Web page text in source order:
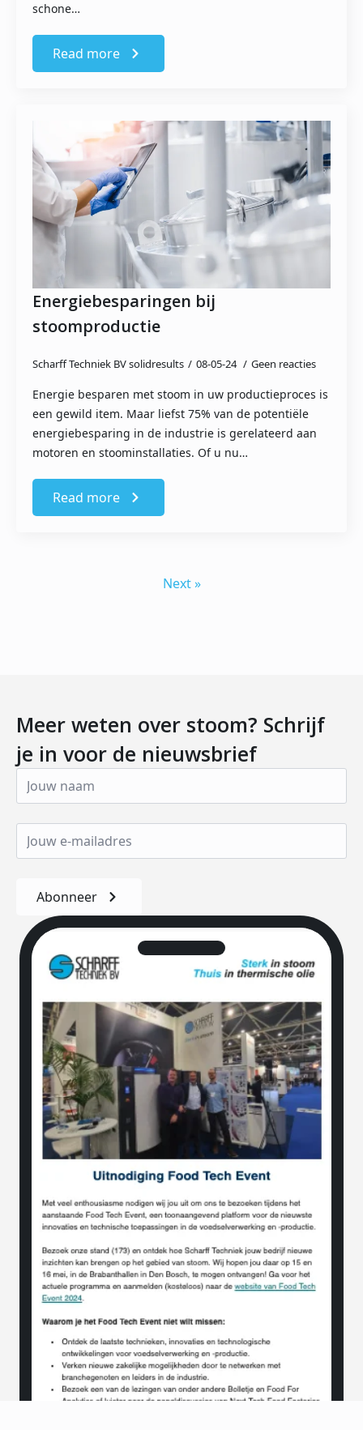
schone…
Read more
Energiebesparingen bij
stoomproductie
Scharff Techniek BV solidresults 08-05-24 Geen reacties
Energie besparen met stoom in uw productieproces is
een gewild item. Maar liefst 75% van de potentiële
energiebesparing in de industrie is gerelateerd aan
motoren en stoominstallaties. Of u nu…
Read more
Next »
Meer weten over stoom? Schrijf
je in voor de nieuwsbrief
Abonneer